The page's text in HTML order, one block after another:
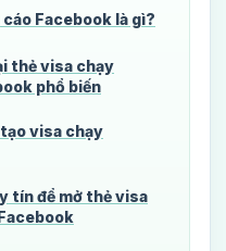
Facebook là gì?
thẻ visa chạy
phổ biến
visa chạy
tín để mở thẻ visa